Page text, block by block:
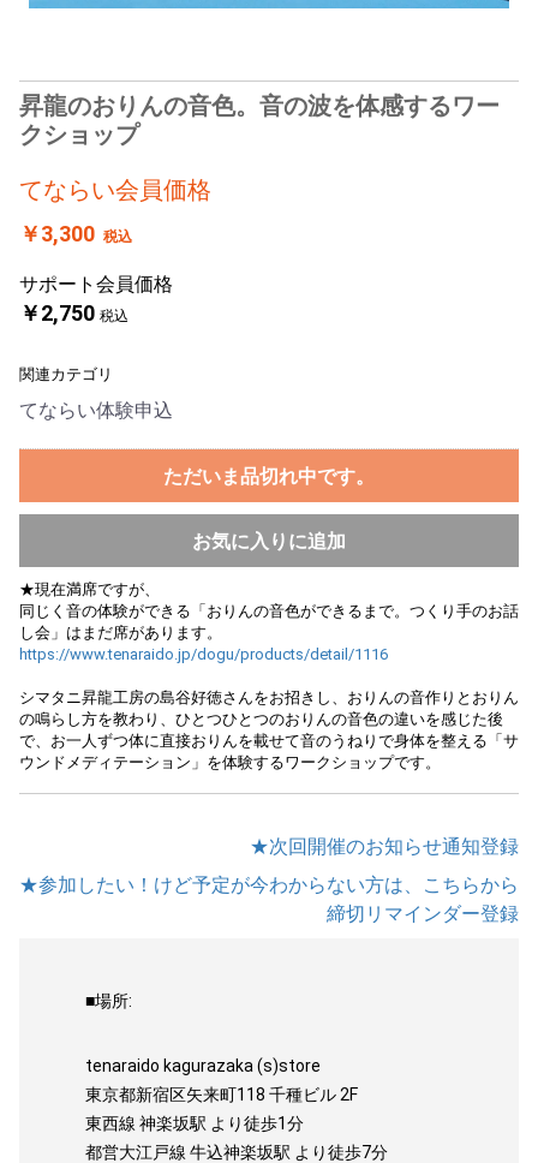
昇龍のおりんの音色。音の波を体感するワー
クショップ
てならい会員価格
￥3,300 税込
サポート会員価格
￥2,750 税込
関連カテゴリ
てならい体験申込
ただいま品切れ中です。
お気に入りに追加
★現在満席ですが、
同じく音の体験ができる「おりんの音色ができるまで。つくり手のお話
し会」はまだ席があります。
https://www.tenaraido.jp/dogu/products/detail/1116
シマタニ昇龍工房の島谷好徳さんをお招きし、おりんの音作りとおりん
の鳴らし方を教わり、ひとつひとつのおりんの音色の違いを感じた後
で、お一人ずつ体に直接おりんを載せて音のうねりで身体を整える「サ
ウンドメディテーション」を体験するワークショップです。
★次回開催のお知らせ通知登録
★参加したい！けど予定が今わからない方は、こちらから
締切リマインダー登録
■場所:
tenaraido kagurazaka (s)store
東京都新宿区矢来町118 千種ビル 2F
東西線 神楽坂駅 より徒歩1分
都営大江戸線 牛込神楽坂駅 より徒歩7分